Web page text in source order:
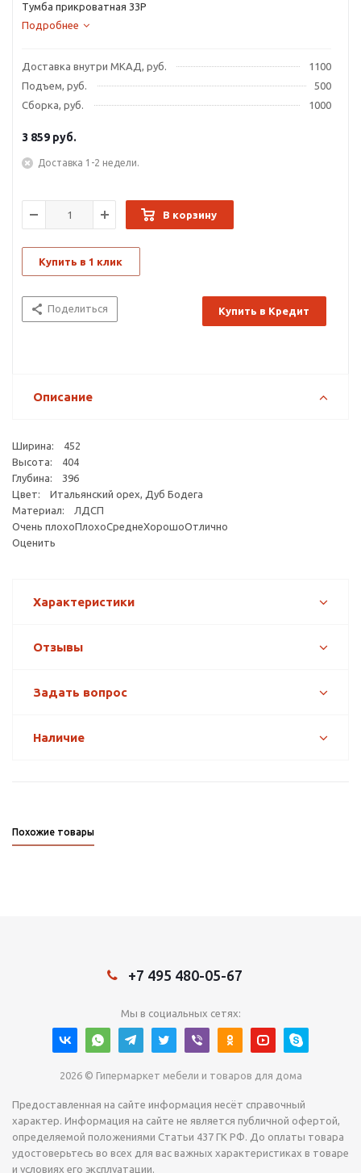
Тумба прикроватная 33P
Подробнее
Доставка внутри МКАД, руб.
1100
Подъем, руб.
500
Сборка, руб.
1000
3 859 руб.
Доставка 1-2 недели.
В корзину
Купить в 1 клик
Поделиться Купить в Кредит
Описание
Ширина: 452
Высота: 404
Глубина: 396
Цвет: Итальянский орех, Дуб Бодега
Материал: ЛДСП
Очень плохоПлохоСреднеХорошоОтлично
Оценить
Характеристики
Отзывы
Задать вопрос
Наличие
Похожие товары
+7 495 480-05-67
Мы в социальных сетях:
2026 © Гипермаркет мебели и товаров для дома
Предоставленная на сайте информация несёт справочный
характер. Информация на сайте не является публичной офертой,
определяемой положениями Статьи 437 ГК РФ. До оплаты товара
удостоверьтесь во всех для вас важных характеристиках в товаре
и условиях его эксплуатации.